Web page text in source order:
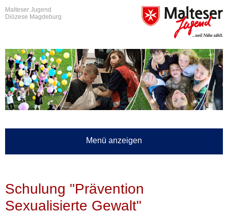
Malteser Jugend
Diözese Magdeburg
Menü anzeigen
Schulung "Prävention
Sexualisierte Gewalt"